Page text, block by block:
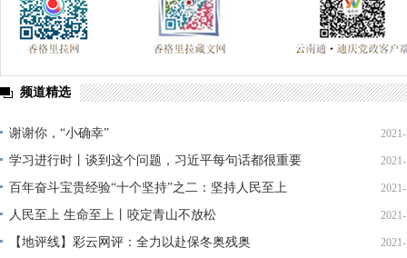
禁毒宣传 三严三实 忠诚干净担当 迪庆州七届八次全会精神
三县一区 云南强基惠农 烟草 2014民运会 2014赛马节
党风廉政 独克宗古城火灾 十八届三中全会 迪祖言 香格
厉行节约 俭约云南主题教育宣传 四群教育活动专题
学习贯彻七一重要讲话精神 州第七次党代会 两会专题 奥运
香格里拉飞羽天堂 2021年迪庆两会 云南省两会 春节期间
频道精选
谢谢你，“小确幸”
学习进行时丨谈到这个问题，习近平每句话都很重要
百年奋斗宝贵经验“十个坚持”之二：坚持人民至上
人民至上 生命至上丨咬定青山不放松
【地评线】彩云网评：全力以赴保冬奥残奥